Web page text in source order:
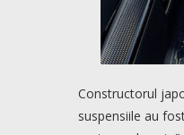
Constructorul
suspensiile au